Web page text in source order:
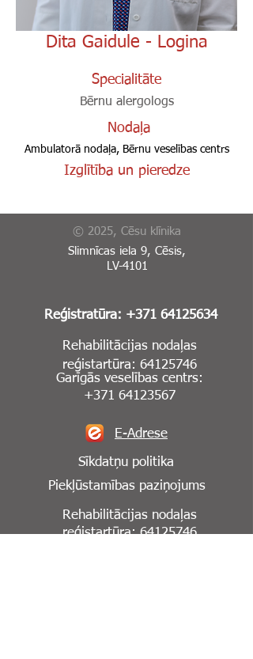
Dita Gaidule - Logina
Specialitāte
Bērnu alergologs
Nodaļa
Ambulatorā nodaļa, Bērnu veselības centrs
Izglītība un pieredze
© 2025, Cēsu klīnika
Slimnīcas iela 9, Cēsis,
LV-4101
Reģistratūra: +371 64125634
Rehabilitācijas nodaļas
reģistartūra: 64125746
Garīgās veselības centrs:
+371 64123567
E-Adrese
Sīkdatņu politika
Piekļūstamības paziņojums
Rehabilitācijas nodaļas
reģistartūra:64125746